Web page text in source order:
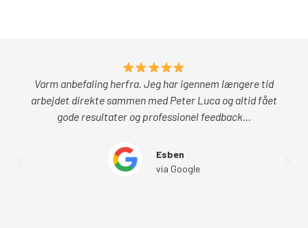
Varm anbefaling herfra. Jeg har igennem længere tid
arbejdet direkte sammen med Peter Luca og altid fået
gode resultater og professionel feedback...
Esben
via Google